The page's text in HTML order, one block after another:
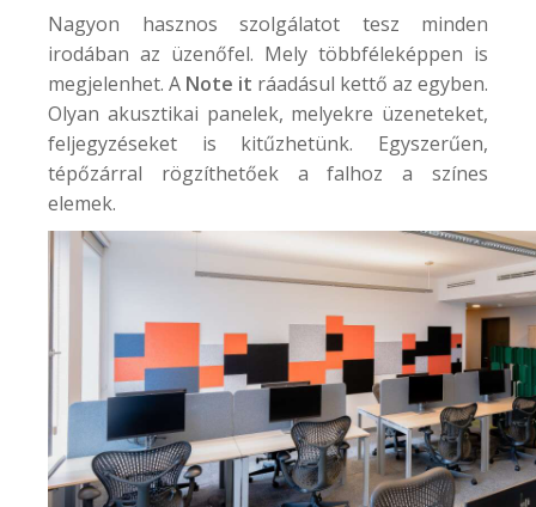
Nagyon hasznos szolgálatot tesz minden
irodában az üzenőfel. Mely többféleképpen is
megjelenhet. A Note it ráadásul kettő az egyben.
Olyan akusztikai panelek, melyekre üzeneteket,
feljegyzéseket is kitűzhetünk. Egyszerűen,
tépőzárral rögzíthetőek a falhoz a színes
elemek.